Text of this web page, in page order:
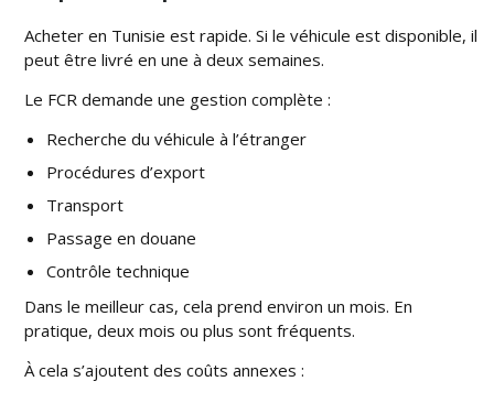
Acheter en Tunisie est rapide. Si le véhicule est disponible, il
peut être livré en une à deux semaines.
Le FCR demande une gestion complète :
Recherche du véhicule à l’étranger
Procédures d’export
Transport
Passage en douane
Contrôle technique
Dans le meilleur cas, cela prend environ un mois. En
pratique, deux mois ou plus sont fréquents.
À cela s’ajoutent des coûts annexes :